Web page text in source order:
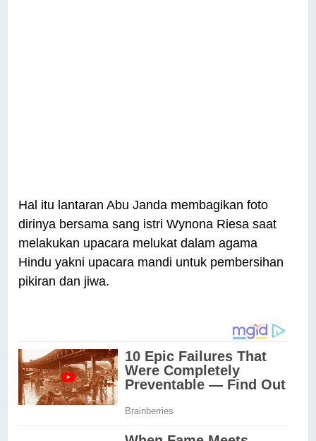
Hal itu lantaran Abu Janda membagikan foto
dirinya bersama sang istri Wynona Riesa saat
melakukan upacara melukat dalam agama
Hindu yakni upacara mandi untuk pembersihan
pikiran dan jiwa.